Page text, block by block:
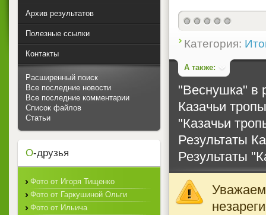
Категория:
А также:
"Веснушка" в
Казачьи тропы
"Казачьи
Результаты
Результаты
Архив результатов
Полезные ссылки
Контакты
Расширенный поиск
Все последние новости
Все последние комментарии
Список файлов
Статьи
О-друзья
Фото от Игоря Тищенко
Фото от Гаркушиной Ольги
Фото от Ильича